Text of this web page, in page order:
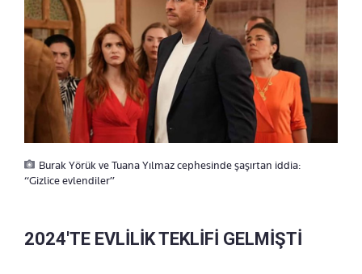
Burak Yörük ve Tuana Yılmaz cephesinde şaşırtan iddia:
“Gizlice evlendiler”
2024'TE EVLİLİK TEKLİFİ GELMİŞTİ